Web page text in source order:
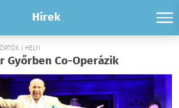
Hírek
| HELYI
Győrben Co-Operázik